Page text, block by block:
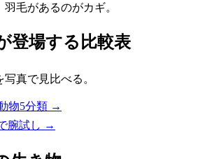
毛があるのがカギ。
登場する比較表
真で見比べる。
物5分類 →
腕試し →